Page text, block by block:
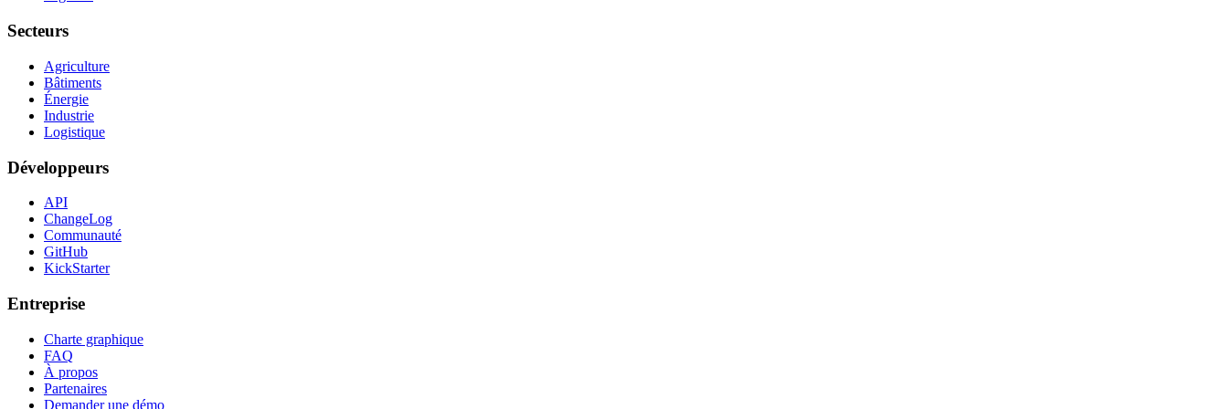
Secteurs
Agriculture
Bâtiments
Énergie
Industrie
Logistique
Développeurs
API
ChangeLog
Communauté
GitHub
KickStarter
Entreprise
Charte graphique
FAQ
À propos
Partenaires
Demander une démo